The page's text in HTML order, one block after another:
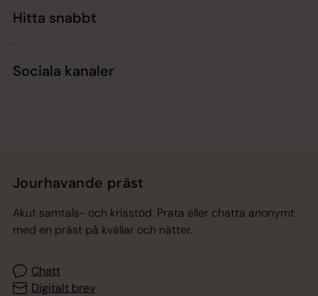
Hitta snabbt
Sociala kanaler
Jourhavande präst
Akut samtals- och krisstöd. Prata eller chatta anonymt
med en präst på kvällar och nätter.
Chatt
Digitalt brev